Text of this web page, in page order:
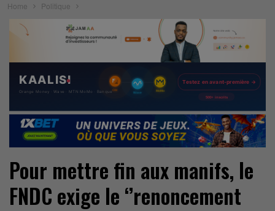
Home Politique
Pour mettre fin aux manifs, le
FNDC exige le ‘’renoncement